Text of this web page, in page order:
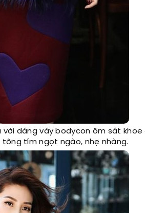
với dáng váy bodycon ôm sát
tím ngọt ngào, nhẹ nhàng.